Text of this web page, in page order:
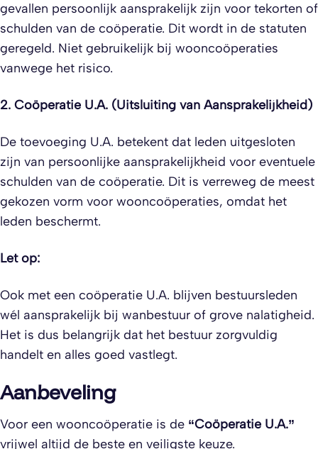
gevallen persoonlijk aansprakelijk zijn voor tekorten of
schulden van de coöperatie. Dit wordt in de statuten
geregeld. Niet gebruikelijk bij wooncoöperaties
vanwege het risico.
2. Coöperatie U.A. (Uitsluiting van Aansprakelijkheid)
De toevoeging U.A. betekent dat leden uitgesloten
zijn van persoonlijke aansprakelijkheid voor eventuele
schulden van de coöperatie. Dit is verreweg de meest
gekozen vorm voor wooncoöperaties, omdat het
leden beschermt.
Let op:
Ook met een coöperatie U.A. blijven bestuursleden
wél aansprakelijk bij wanbestuur of grove nalatigheid.
Het is dus belangrijk dat het bestuur zorgvuldig
handelt en alles goed vastlegt.
Aanbeveling
Voor een wooncoöperatie is de “Coöperatie U.A.”
vrijwel altijd de beste en veiligste keuze.